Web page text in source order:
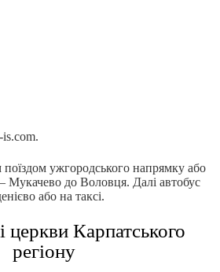
поїздом ужгородського напрямку або
Мукачево до Воловця. Далі автобус
або на таксі.
церкви Карпатського
регіону